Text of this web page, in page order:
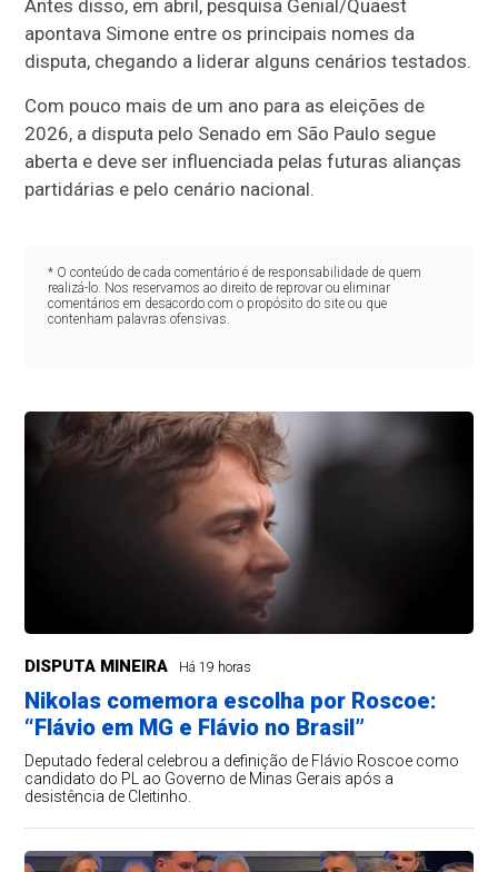
Antes disso, em abril, pesquisa Genial/Quaest
apontava Simone entre os principais nomes da
disputa, chegando a liderar alguns cenários testados.
Com pouco mais de um ano para as eleições de
2026, a disputa pelo Senado em São Paulo segue
aberta e deve ser influenciada pelas futuras alianças
partidárias e pelo cenário nacional.
* O conteúdo de cada comentário é de responsabilidade de quem
realizá-lo. Nos reservamos ao direito de reprovar ou eliminar
comentários em desacordo com o propósito do site ou que
contenham palavras ofensivas.
DISPUTA MINEIRA Há 19 horas
Nikolas comemora escolha por Roscoe:
“Flávio em MG e Flávio no Brasil”
Deputado federal celebrou a definição de Flávio Roscoe como
candidato do PL ao Governo de Minas Gerais após a
desistência de Cleitinho.